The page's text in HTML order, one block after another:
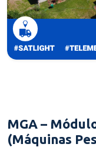
MGA –
(Máquinas